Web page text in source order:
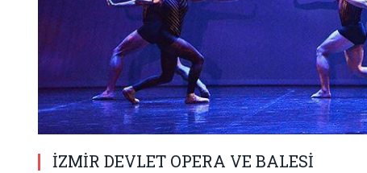
İZMİR DEVLET OPERA VE BALESİ